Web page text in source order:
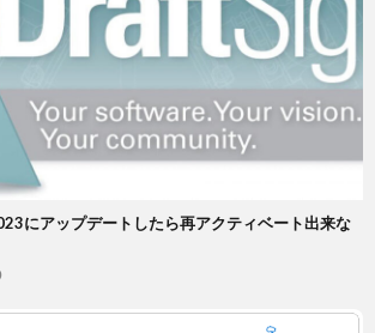
にアップデートしたら再アクティベート出来な